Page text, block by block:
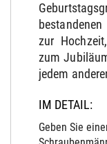
zur
zum
jedem
IM DETAIL:
Geben Sie